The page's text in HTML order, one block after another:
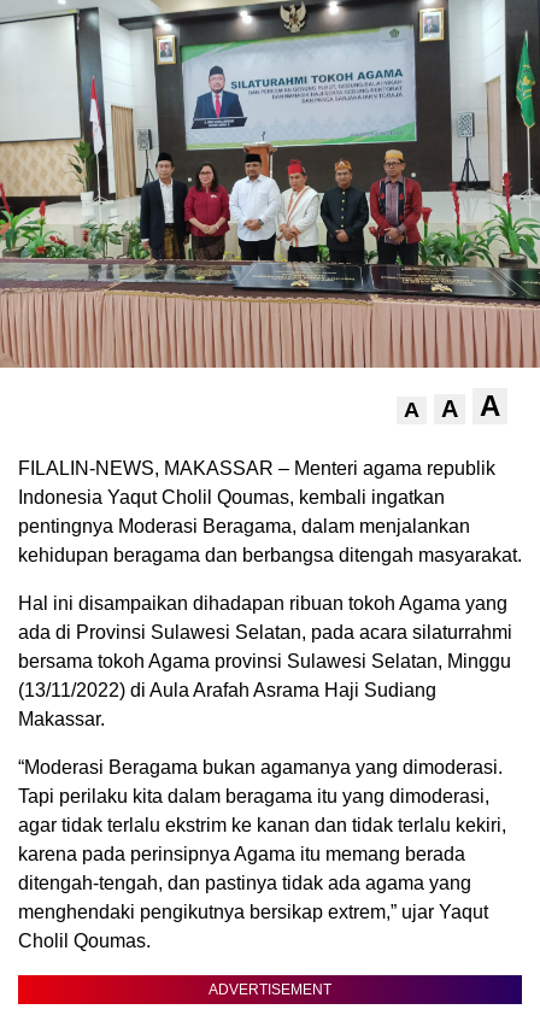
A A A
FILALIN-NEWS, MAKASSAR – Menteri agama republik
Indonesia Yaqut Cholil Qoumas, kembali ingatkan
pentingnya Moderasi Beragama, dalam menjalankan
kehidupan beragama dan berbangsa ditengah masyarakat.
Hal ini disampaikan dihadapan ribuan tokoh Agama yang
ada di Provinsi Sulawesi Selatan, pada acara silaturrahmi
bersama tokoh Agama provinsi Sulawesi Selatan, Minggu
(13/11/2022) di Aula Arafah Asrama Haji Sudiang
Makassar.
“Moderasi Beragama bukan agamanya yang dimoderasi.
Tapi perilaku kita dalam beragama itu yang dimoderasi,
agar tidak terlalu ekstrim ke kanan dan tidak terlalu kekiri,
karena pada perinsipnya Agama itu memang berada
ditengah-tengah, dan pastinya tidak ada agama yang
menghendaki pengikutnya bersikap extrem,” ujar Yaqut
Cholil Qoumas.
ADVERTISEMENT